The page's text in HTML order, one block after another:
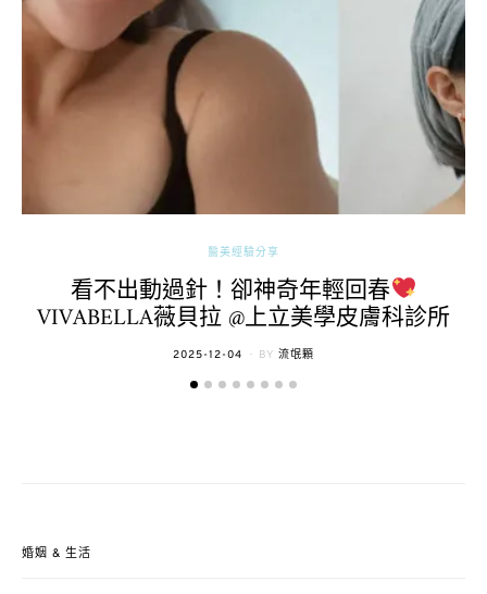
醫美經驗分享
看不出動過針！卻神奇年輕回春
VIVABELLA薇貝拉 @上立美學皮膚科診所
POSTED
2025-12-04 BY 流氓顆
婚姻 & 生活